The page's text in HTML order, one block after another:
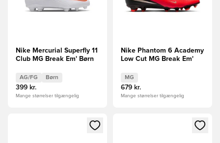
Nike Mercurial Superfly 11
Club MG Break Em' Børn
AG/FG Børn
399 kr.
Mange størrelser tilgængelig
Nike Phantom 6 Academy
Low Cut MG Break Em'
MG
679 kr.
Mange størrelser tilgængelig
Åbner en Modal til at logge ind eller tilmelde dig som
Åbner en Modal til at logge